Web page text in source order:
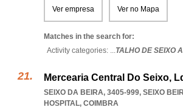
Ver empresa Ver no Mapa
Matches in the search for:
Activity categories: ...TALHO DE SEIXO
Mercearia Central Do Seixo,
SEIXO DA BEIRA, 3405-999, SEIXO
HOSPITAL, COIMBRA